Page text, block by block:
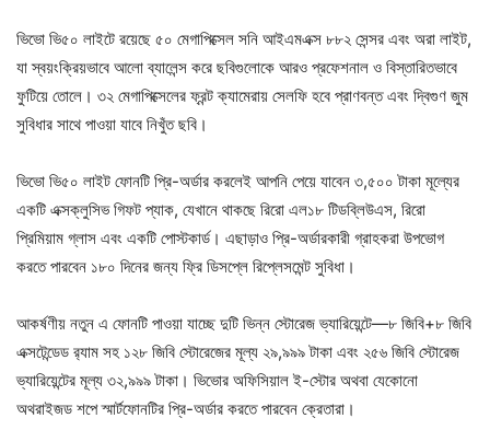
ভিভো ভি৫০ লাইটে রয়েছে ৫০ মেগাপিক্সেল সনি আইএমএক্স ৮৮২ সেন্সর এবং অরা লাইট,
যা স্বয়ংক্রিয়ভাবে আলো ব্যালেন্স করে ছবিগুলোকে আরও প্রফেশনাল ও বিস্তারিতভাবে
ফুটিয়ে তোলে। ৩২ মেগাপিক্সেলের ফ্রন্ট ক্যামেরায় সেলফি হবে প্রাণবন্ত এবং দ্বিগুণ জুম
সুবিধার সাথে পাওয়া যাবে নিখুঁত ছবি।
ভিভো ভি৫০ লাইট ফোনটি প্রি-অর্ডার করলেই আপনি পেয়ে যাবেন ৩,৫০০ টাকা মূল্যের
একটি এক্সক্লুসিভ গিফট প্যাক, যেখানে থাকছে রিরো এল১৮ টিডব্লিউএস, রিরো
প্রিমিয়াম গ্লাস এবং একটি পোস্টকার্ড। এছাড়াও প্রি-অর্ডারকারী গ্রাহকরা উপভোগ
করতে পারবেন ১৮০ দিনের জন্য ফ্রি ডিসপ্লে রিপ্লেসমেন্ট সুবিধা।
আকর্ষণীয় নতুন এ ফোনটি পাওয়া যাচ্ছে দুটি ভিন্ন স্টোরেজ ভ্যারিয়েন্টে—৮ জিবি+৮ জিবি
এক্সটেন্ডেড র‍্যাম সহ ১২৮ জিবি স্টোরেজের মূল্য ২৯,৯৯৯ টাকা এবং ২৫৬ জিবি স্টোরেজ
ভ্যারিয়েন্টের মূল্য ৩২,৯৯৯ টাকা। ভিভোর অফিসিয়াল ই-স্টোর অথবা যেকোনো
অথরাইজড শপে স্মার্টফোনটির প্রি-অর্ডার করতে পারবেন ক্রেতারা।